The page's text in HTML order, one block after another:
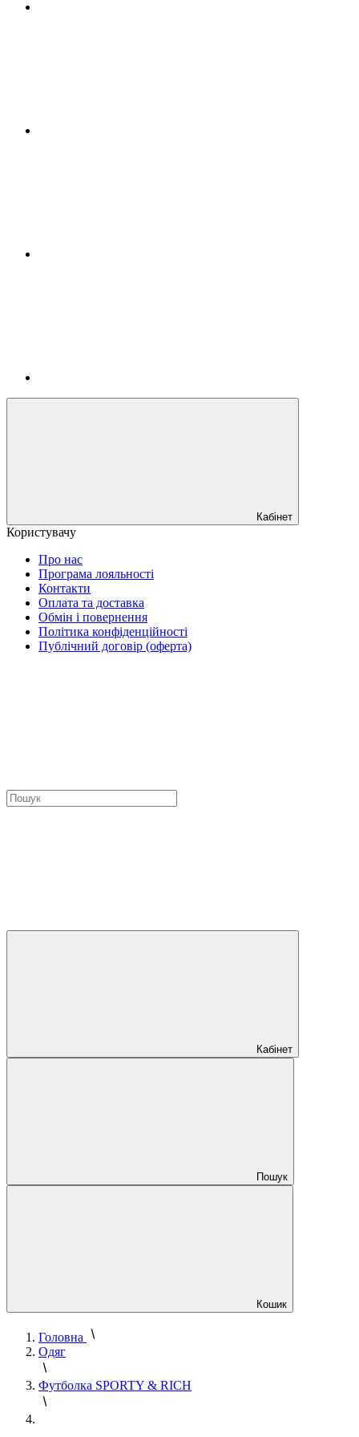
Кабінет
Користувачу
Про нас
Програма лояльності
Контакти
Оплата та доставка
Обмін і повернення
Політика конфіденційності
Публічний договір (оферта)
Кабінет
Пошук
Кошик
Головна
Одяг
Футболка SPORTY & RICH